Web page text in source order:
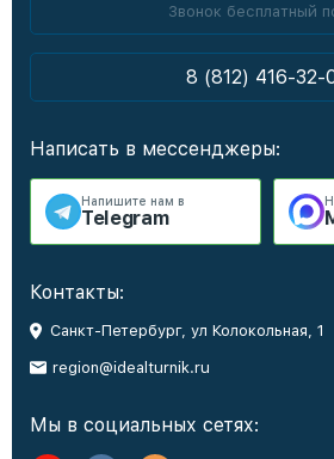
Звонок бесплатный
8 (812) 416-32-
Написать в мессенджеры:
Напишите нам в
Telegram
Контакты:
Санкт-Петербург, ул Колокольная, 1
region@idealturnik.ru
Мы в социальных сетях: